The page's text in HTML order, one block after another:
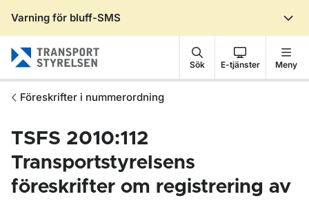
Varning för bluff-SMS
Sök E-tjänster Meny
Föreskrifter i nummerordning
TSFS 2010:112
Transportstyrelsens
föreskrifter om registrering av